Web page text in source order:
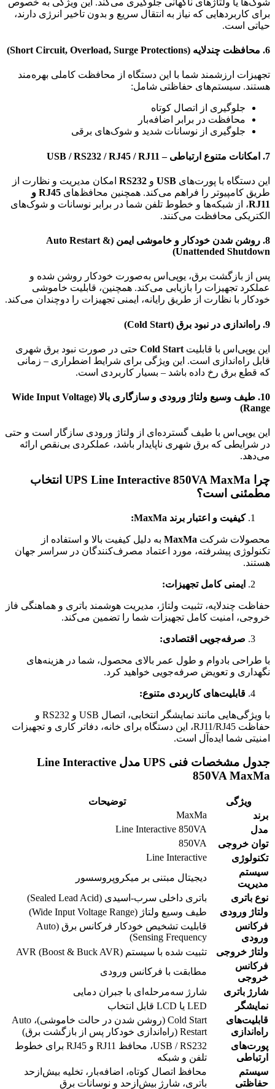
برای کاربردهایی که نیاز به انتقال سریع و بدون تاخیر انرژی دارند،
حیاتی است.
6. محافظت چندلایه (Short Circuit, Overload, Surge Protections)
تجهیزات ارزشمند شما با این دستگاه از محافظت کاملی بهره‌مند
هستند. سیستم‌های حفاظتی شامل:
جلوگیری از اتصال کوتاه
محافظت در برابر اضافه‌بار
جلوگیری از نوسانات شدید و شوک‌های برقی
7. امکانات متنوع ارتباطی – USB / RS232 / RJ45 / RJ11
این دستگاه با پورت‌های USB و RS232 امکان مدیریت و نظارت از
طریق کامپیوتر را فراهم می‌کند. همچنین محافظ‌های
RJ45 و
RJ11، از شبکه‌ها و خطوط تلفن شما در برابر نوسانات و شوک‌های
الکتریکی محافظت می‌کنند.
8.
روشن شدن خودکار و خاموشی ایمن (Auto Restart &
Unattended Shutdown)
پس از بازگشت برق، یوپی‌اس به‌صورت خودکار روشن شده و
عملکرد تجهیزات را بازیابی می‌کند. همچنین، قابلیت خاموشی
خودکار با نظارت از طریق رایانه، ایمنی تجهیزات را دوچندان می‌کند.
9. راه‌اندازی در نبود برق (Cold Start)
این یوپی‌اس با قابلیت Cold Start حتی در صورت نبود برق شهری
قابل راه‌اندازی است. این ویژگی برای شرایط اضطراری – زمانی
که قطع برق رخ داده باشد – بسیار کاربردی است.
10.
طیف وسیع ولتاژ ورودی و سازگاری بالا (Wide Input Voltage
Range)
این یوپی‌اس با طیف گسترده‌ای از ولتاژ ورودی سازگار است و حتی
در شرایطی که برق شهری ناپایدار باشد، عملکردی بی‌نقص ارائه
می‌دهد.
چرا UPS Line Interactive 850VA MaxMa انتخاب
مطمئنی است؟
کیفیت و اعتبار برند MaxMa:
محصولات شرکت MaxMa به دلیل کیفیت بالا و استفاده از
تکنولوژی پیشرفته، مورد اعتماد مصرف‌کنندگان در سراسر جهان
هستند.
ایمنی کامل تجهیزات:
حفاظت چندلایه، تثبیت ولتاژ، مدیریت هوشمند باتری و هماهنگی فاز
خروجی، امنیت کامل تجهیزات شما را تضمین می‌کند.
صرفه‌جویی اقتصادی:
با طراحی بادوام و طول عمر بالای محصول، شما در هزینه‌های
نگهداری و تعویض صرفه‌جویی خواهید کرد.
قابلیت‌های کاربردی متنوع:
با ویژگی‌هایی مانند نمایشگر انتخابی، اتصال USB و RS232 و
حفاظت RJ11/RJ45، این دستگاه برای خانه، دفاتر کاری و تجهیزات
امنیتی شما ایده‌آل است.
جدول مشخصات فنی UPS مدل
Line Interactive
850VA MaxMa
ویژگی
توضیحات
برند
MaxMa
مدل
Line Interactive 850VA
توان خروجی
850VA
تکنولوژی
Line Interactive
سیستم
مدیریت
دیجیتال مبتنی بر میکروپروسسور
نوع باتری
باتری داخلی سرب-اسیدی (Sealed Lead Acid)
ولتاژ ورودی
طیف وسیع ولتاژ (Wide Input Voltage Range)
فرکانس
ورودی
قابلیت تشخیص خودکار فرکانس برق (Auto
Sensing Frequency)
ولتاژ خروجی
تثبیت شده با سیستم AVR (Boost & Buck AVR)
فرکانس
خروجی
مطابقت با فرکانس ورودی
شارژ باتری
شارژ سه‌مرحله‌ای با جبران دمایی
نمایشگر
LED یا LCD قابل انتخاب
قابلیت‌های
راه‌اندازی
Cold Start (روشن شدن در حالت خاموشی)، Auto
Restart (راه‌اندازی خودکار پس از بازگشت برق)
پورت‌های
ارتباطی
USB / RS232، محافظ RJ11 و RJ45 برای خطوط
تلفن و شبکه
سیستم
حفاظتی
محافظ اتصال کوتاه، اضافه‌بار، تخلیه بیش‌ازحد
باتری، شارژ بیش‌ازحد و نوسانات برق